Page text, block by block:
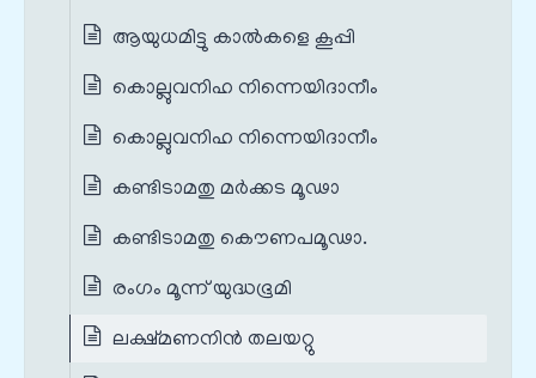
ആയുധമിട്ടു കാല്‍കളെ കൂപ്പി
കൊല്ലുവനിഹ നിന്നെയിദാനീം
കൊല്ലുവനിഹ നിന്നെയിദാനീം
കണ്ടിടാമതു മര്‍ക്കട മൂഢാ
കണ്ടിടാമതു കൌണപമൂഢാ.
രംഗം മൂന്ന് യുദ്ധഭൂമി
ലക്ഷ്മണനിന്‍ തലയറ്റു